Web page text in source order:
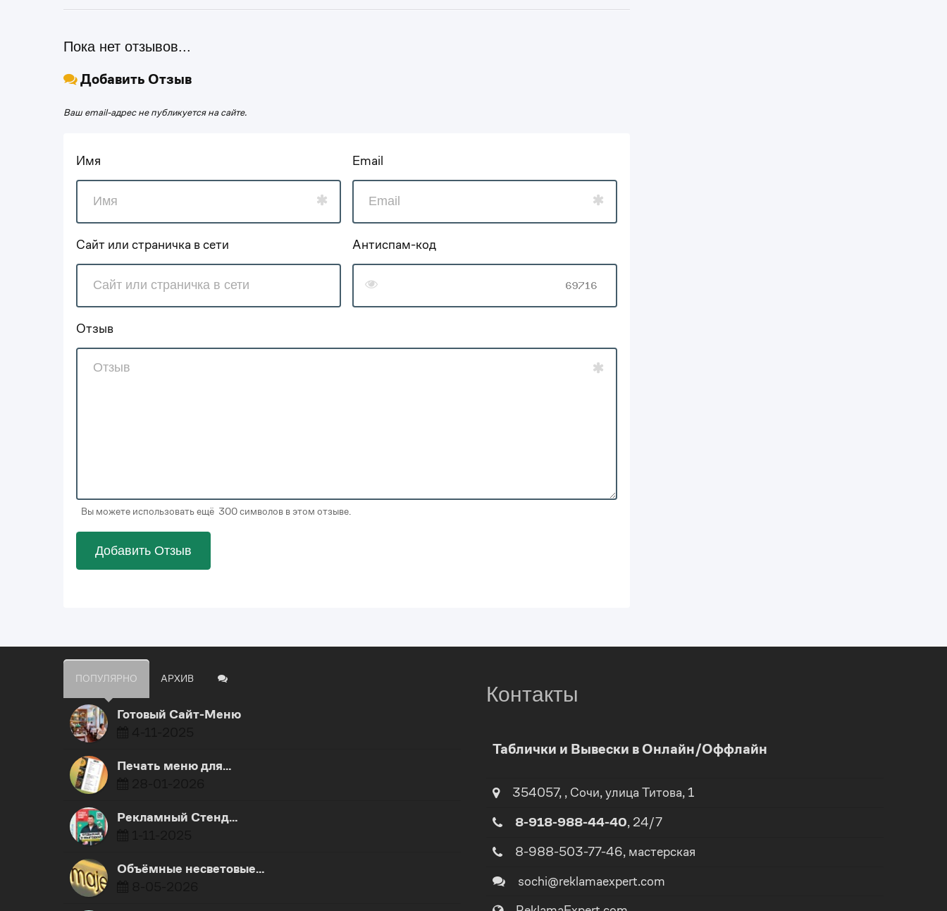
Пока нет отзывов...
Добавить Отзыв
Ваш email-адрес не публикуется на сайте.
Имя Email
Сайт или страничка в сети Антиспам-код
Отзыв
Вы можете использовать ещё 300 символов в этом отзыве.
Добавить Отзыв
ПОПУЛЯРНО АРХИВ
Готовый Сайт-Меню
Печать меню для…
Рекламный Стенд…
Объёмные несветовые…
Контакты
Таблички и Вывески в Онлайн/Оффлайн
354057, , Сочи, улица Титова, 1
8-918-988-44-40, 24/7
8-988-503-77-46, мастерская
sochi@reklamaexpert.com
1
2